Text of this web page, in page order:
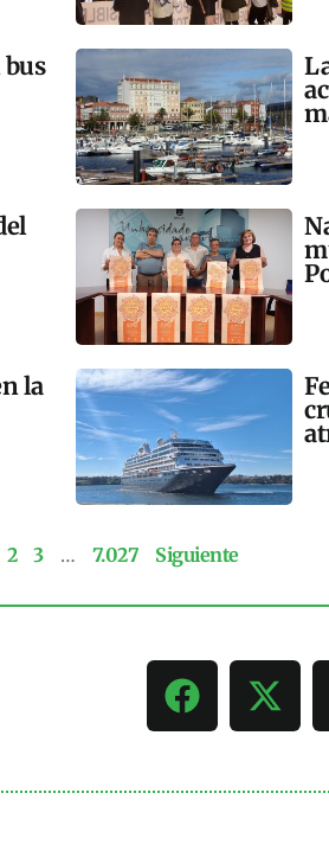
bus
la
2 3 … 7.027 Siguiente